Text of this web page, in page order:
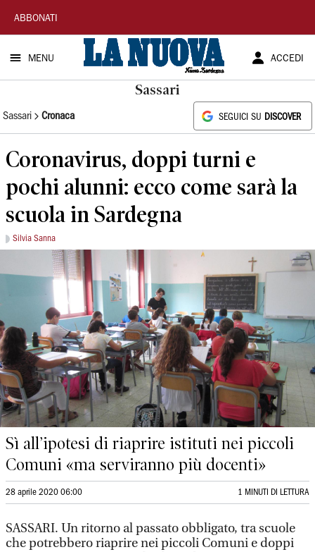
La
Nuova
Sardegna
ABBONATI
MENU ACCEDI
Sassari
Sassari Cronaca SEGUICI SU DISCOVER
Coronavirus, doppi turni e
pochi alunni: ecco come sarà la
scuola in Sardegna
Silvia Sanna
Sì all’ipotesi di riaprire istituti nei piccoli
Comuni «ma serviranno più docenti»
28 aprile 2020 06:00 1 MINUTI DI LETTURA
SASSARI. Un ritorno al passato obbligato, tra scuole
che potrebbero riaprire nei piccoli Comuni e doppi